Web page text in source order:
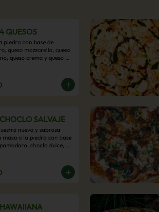
QUESOS
piedra con base de
queso mozzarella, queso
queso crema y queso
SALVAJE
nueva y sabrosa
masa a la piedra con base
choclo dulce,